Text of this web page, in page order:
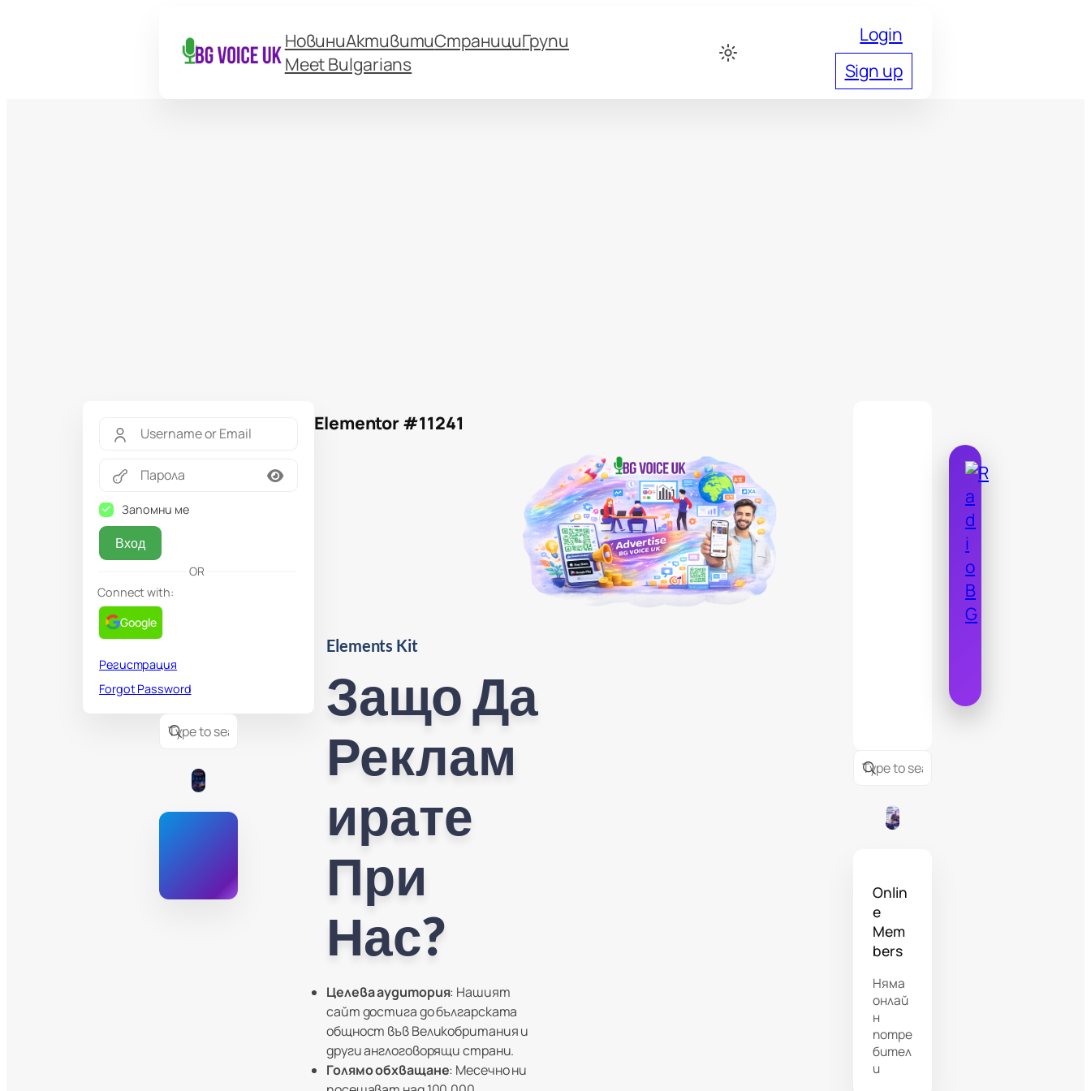
НовиниАктивитиСтранициГрупи
Meet Bulgarians
Login
Sign up
Запомни ме
Вход
OR
Connect with:
Google
Регистрация
Forgot Password
Elementor #11241
Elements Kit
Защо Да
Реклам
Ирате
При
Нас?
Целева аудитория: Нашият
сайт достига до българската
общност във Великобритания и
други англоговорящи страни.
Голямо обхващане: Месечно ни
Onlin
e
Mem
bers
Няма
онлай
н
потре
бител
и